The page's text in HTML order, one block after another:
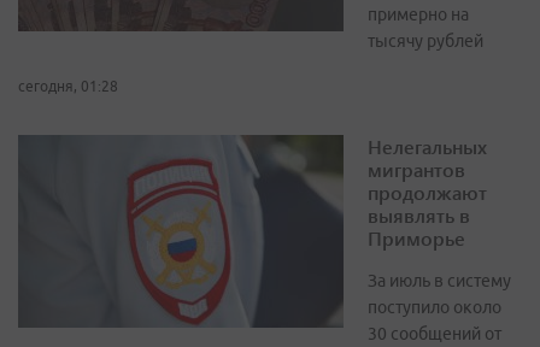
примерно на
тысячу рублей
сегодня, 01:28
Нелегальных
мигрантов
продолжают
выявлять в
Приморье
За июль в систему
поступило около
30 сообщений от